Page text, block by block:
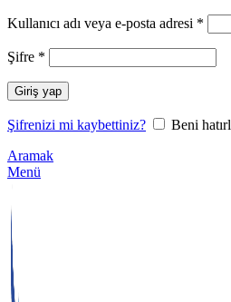
Kullanıcı adı veya e-posta adresi*
Şifre*
Giriş yap
Şifrenizi mi kaybettiniz?
Beni hatırla
Aramak
Menü